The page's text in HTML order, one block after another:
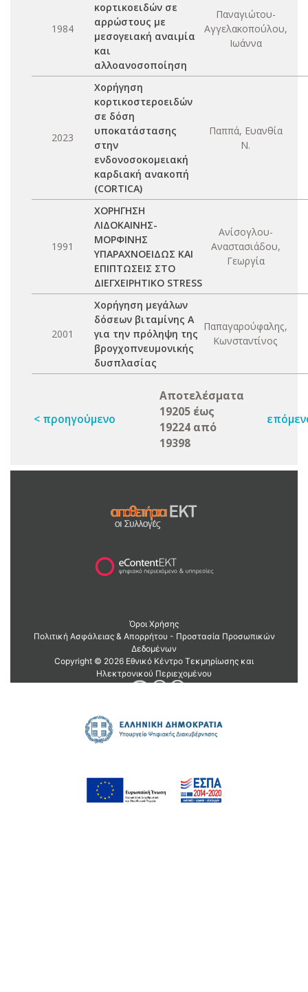
1984
κορτικοειδών σε
αρρώστους με
μεσογειακή αναιμία
και
αλλοανοσοποίηση
Παναγιώτου-
Αγγελακοπούλου,
Ιωάννα
2023
Χορήγηση
κορτικοστεροειδών
σε δόση
υποκατάστασης
στην
ενδονοσοκομειακή
καρδιακή ανακοπή
(CORTICA)
Παππά, Ευανθία
Ν.
1991
ΧΟΡΗΓΗΣΗ
ΛΙΔΟΚΑΙΝΗΣ-
ΜΟΡΦΙΝΗΣ
ΥΠΑΡΑΧΝΟΕΙΔΩΣ ΚΑΙ
ΕΠΙΠΤΩΣΕΙΣ ΣΤΟ
ΔΙΕΓΧΕΙΡΗΤΙΚΟ STRESS
Ανίσογλου-
Αναστασιάδου,
Γεωργία
2001
Χορήγηση μεγάλων
δόσεων βιταμίνης Α
για την πρόληψη της
βρογχοπνευμονικής
δυσπλασίας
Παπαγαρούφαλης,
Κωνσταντίνος
< προηγούμενο
Αποτελέσματα
19205 έως
19224 από
19398